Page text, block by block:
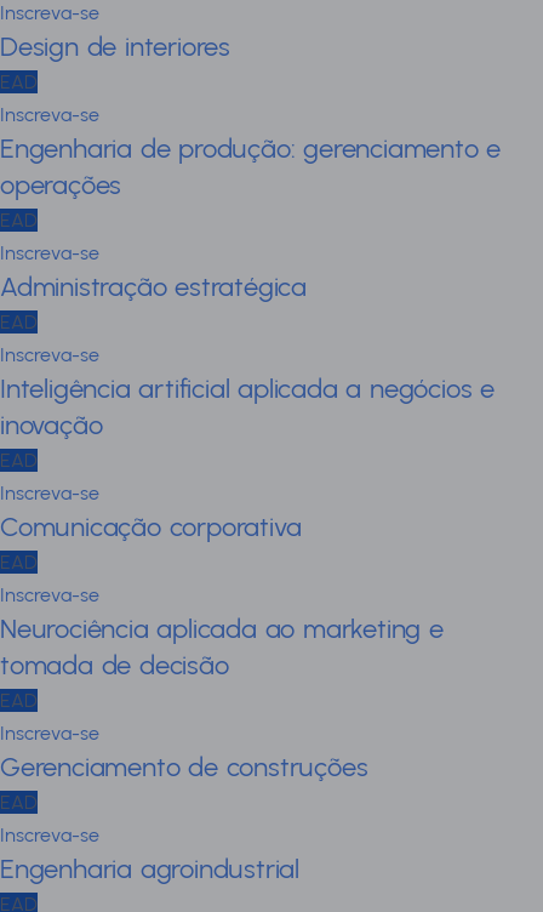
Inscreva-se
Design de interiores
EAD
Inscreva-se
Engenharia de produção: gerenciamento e
operações
EAD
Inscreva-se
Administração estratégica
EAD
Inscreva-se
Inteligência artificial aplicada a negócios e
inovação
EAD
Inscreva-se
Comunicação corporativa
EAD
Inscreva-se
Neurociência aplicada ao marketing e
tomada de decisão
EAD
Inscreva-se
Gerenciamento de construções
EAD
Inscreva-se
Engenharia agroindustrial
EAD